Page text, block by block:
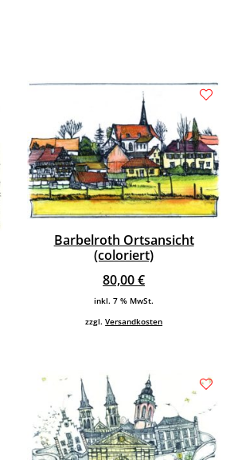
Barbelroth Ortsansicht
(coloriert)
80,00€
inkl. 7 % MwSt.
zzgl.Versandkosten